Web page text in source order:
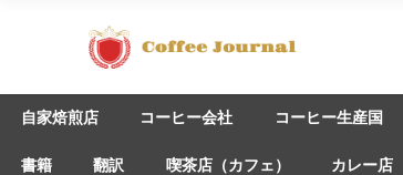
自家焙煎店 コーヒー会社 コーヒー生産国
書籍 翻訳 喫茶店（カフェ） カレー店